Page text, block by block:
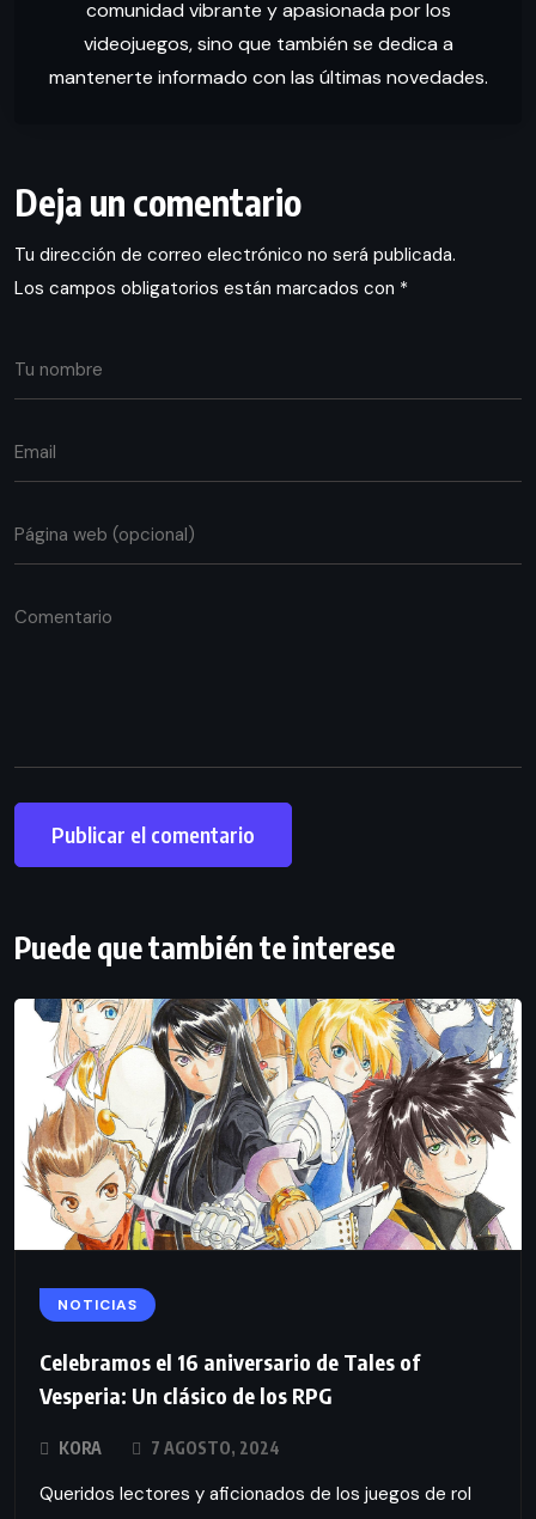
comunidad vibrante y apasionada por los
videojuegos, sino que también se dedica a
mantenerte informado con las últimas novedades.
Deja un comentario
Tu dirección de correo electrónico no será publicada.
Los campos obligatorios están marcados con *
Puede que también te interese
NOTICIAS
Celebramos el 16 aniversario de Tales of
Vesperia: Un clásico de los RPG
KORA 7 AGOSTO, 2024
Queridos lectores y aficionados de los juegos de rol